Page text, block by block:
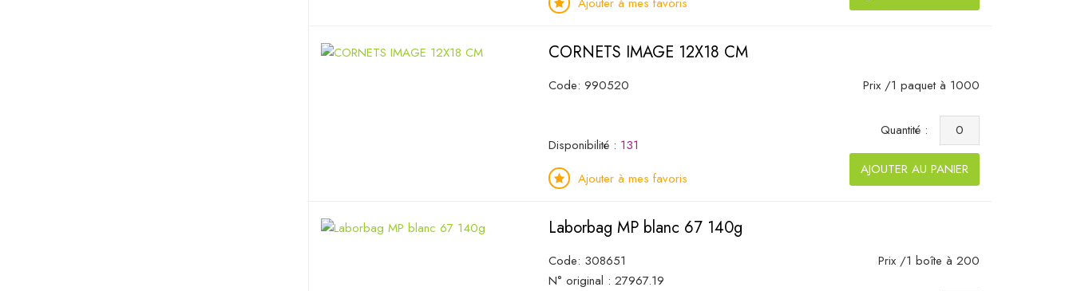
CORNETS IMAGE 12X18 CM
Code: 990520
Disponibilité : 131
Ajouter à mes favoris
Prix /1 paquet à 1000
Quantité :
AJOUTER AU PANIER
Laborbag MP blanc 67 140g
Code: 308651
N° original : 27967.19
Prix /1 boîte à 200